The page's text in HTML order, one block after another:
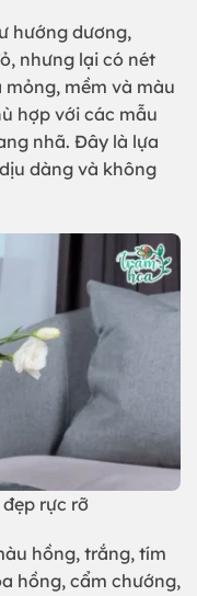
hướng dương,
nhưng lại có nét
mềm và màu
hợp với các mẫu
nhã. Đây là lựa
dàng và không
rực rỡ
hồng, trắng, tím
hồng, cẩm chướng,